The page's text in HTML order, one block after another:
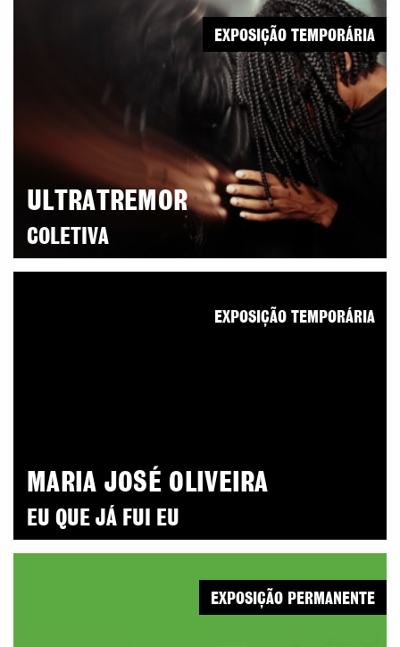
ULTRATREMOR
COLETIVA
EXPOSIÇÃO TEMPORÁRIA
MARIA JOSÉ OLIVEIRA
EU QUE JÁ FUI EU
EXPOSIÇÃO TEMPORÁRIA
EXPOSIÇÃO PERMANENTE